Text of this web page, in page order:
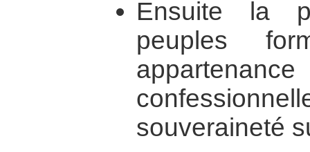
Ensuite la
peuples
souveraineté